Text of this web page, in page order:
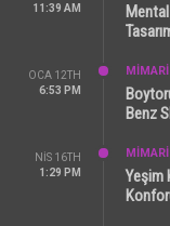
11:39 AM
OCA 12TH
6:53 PM
MİMARİ
Benz
NIS 16TH
1:29 PM
MİMARİ
Yeşim